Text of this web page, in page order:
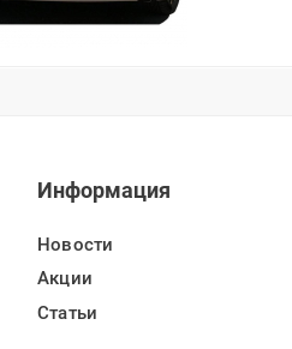
Информация
Новости
Акции
Статьи